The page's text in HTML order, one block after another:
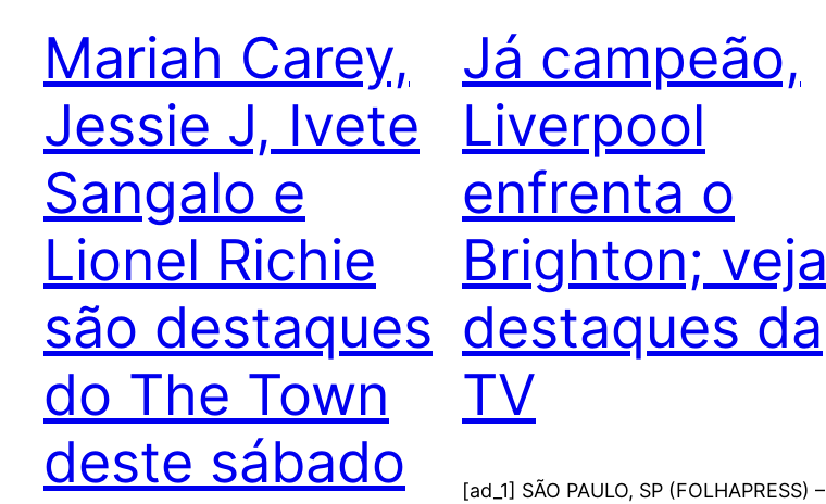
Mariah Carey,
Jessie J, Ivete
Sangalo e
Lionel Richie
são destaques
do The Town
deste sábado
Já campeão,
Liverpool
enfrenta o
Brighton; veja
destaques da
TV
[ad_1] SÃO PAULO, SP (FOLHAPRESS) –